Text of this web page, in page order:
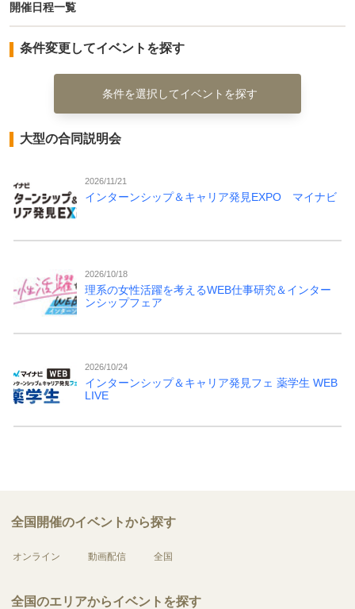
開催日程一覧
条件変更してイベントを探す
条件を選択してイベントを探す
大型の合同説明会
2026/11/21
インターンシップ＆キャリア発見EXPO マイナビ
2026/10/18
理系の女性活躍を考えるWEB仕事研究＆インター
ンシップフェア
2026/10/24
インターンシップ＆キャリア発見フェ 薬学生 WEB
LIVE
全国開催のイベントから探す
オンライン 動画配信 全国
全国のエリアからイベントを探す